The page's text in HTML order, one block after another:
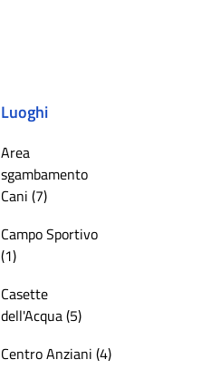
Luoghi
Area
sgambamento
Cani (7)
Campo Sportivo
(1)
Casette
dell'Acqua (5)
Centro Anziani (4)